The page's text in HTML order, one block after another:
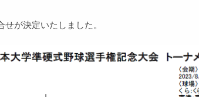
が決定いたしました。